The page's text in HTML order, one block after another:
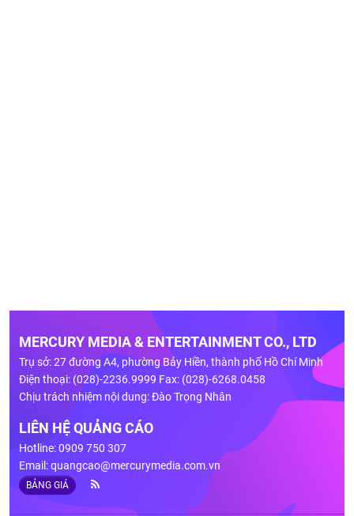
MERCURY MEDIA & ENTERTAINMENT CO., LTD
Trụ sở: 27 đường A4, phường Bảy Hiền, thành phố Hồ Chí Minh
Điện thoại: (028)-2236.9999 Fax: (028)-6268.0458
Chịu trách nhiệm nội dung: Đào Trọng Nhân
LIÊN HỆ QUẢNG CÁO
Hotline: 0909 750 307
Email:quangcao@mercurymedia.com.vn
BẢNG GIÁ